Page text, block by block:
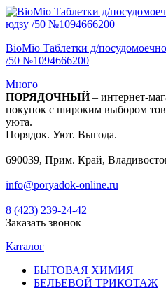
BioMio Таблетки д/
/50 №1094666200
Много
ПОРЯДОЧНЫЙ– интернет-
покупок с широким выбором
уюта.
Порядок. Уют. Выгода.
690039, Прим. Край,
info@poryadok-online.ru
8 (423) 239-24-42
Заказать звонок
Каталог
БЫТОВАЯ ХИМИЯ
БЕЛЬЕВОЙ ТРИКОТАЖ